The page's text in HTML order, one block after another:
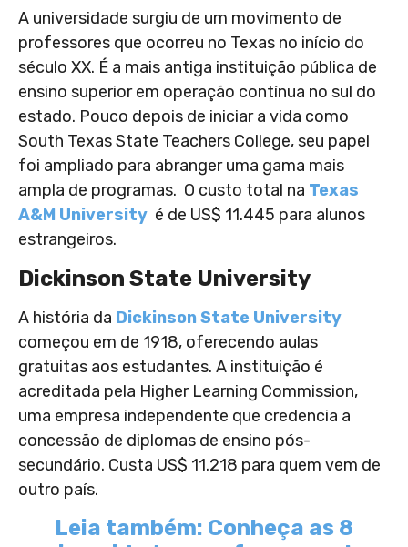
A universidade surgiu de um movimento de
professores que ocorreu no Texas no início do
século XX. É a mais antiga instituição pública de
ensino superior em operação contínua no sul do
estado. Pouco depois de iniciar a vida como
South Texas State Teachers College, seu papel
foi ampliado para abranger uma gama mais
ampla de programas. O custo total na Texas
A&M University é de US$ 11.445 para alunos
estrangeiros.
Dickinson State University
A história da Dickinson State University
começou em de 1918, oferecendo aulas
gratuitas aos estudantes. A instituição é
acreditada pela Higher Learning Commission,
uma empresa independente que credencia a
concessão de diplomas de ensino pós-
secundário. Custa US$ 11.218 para quem vem de
outro país.
Leia também: Conheça as 8